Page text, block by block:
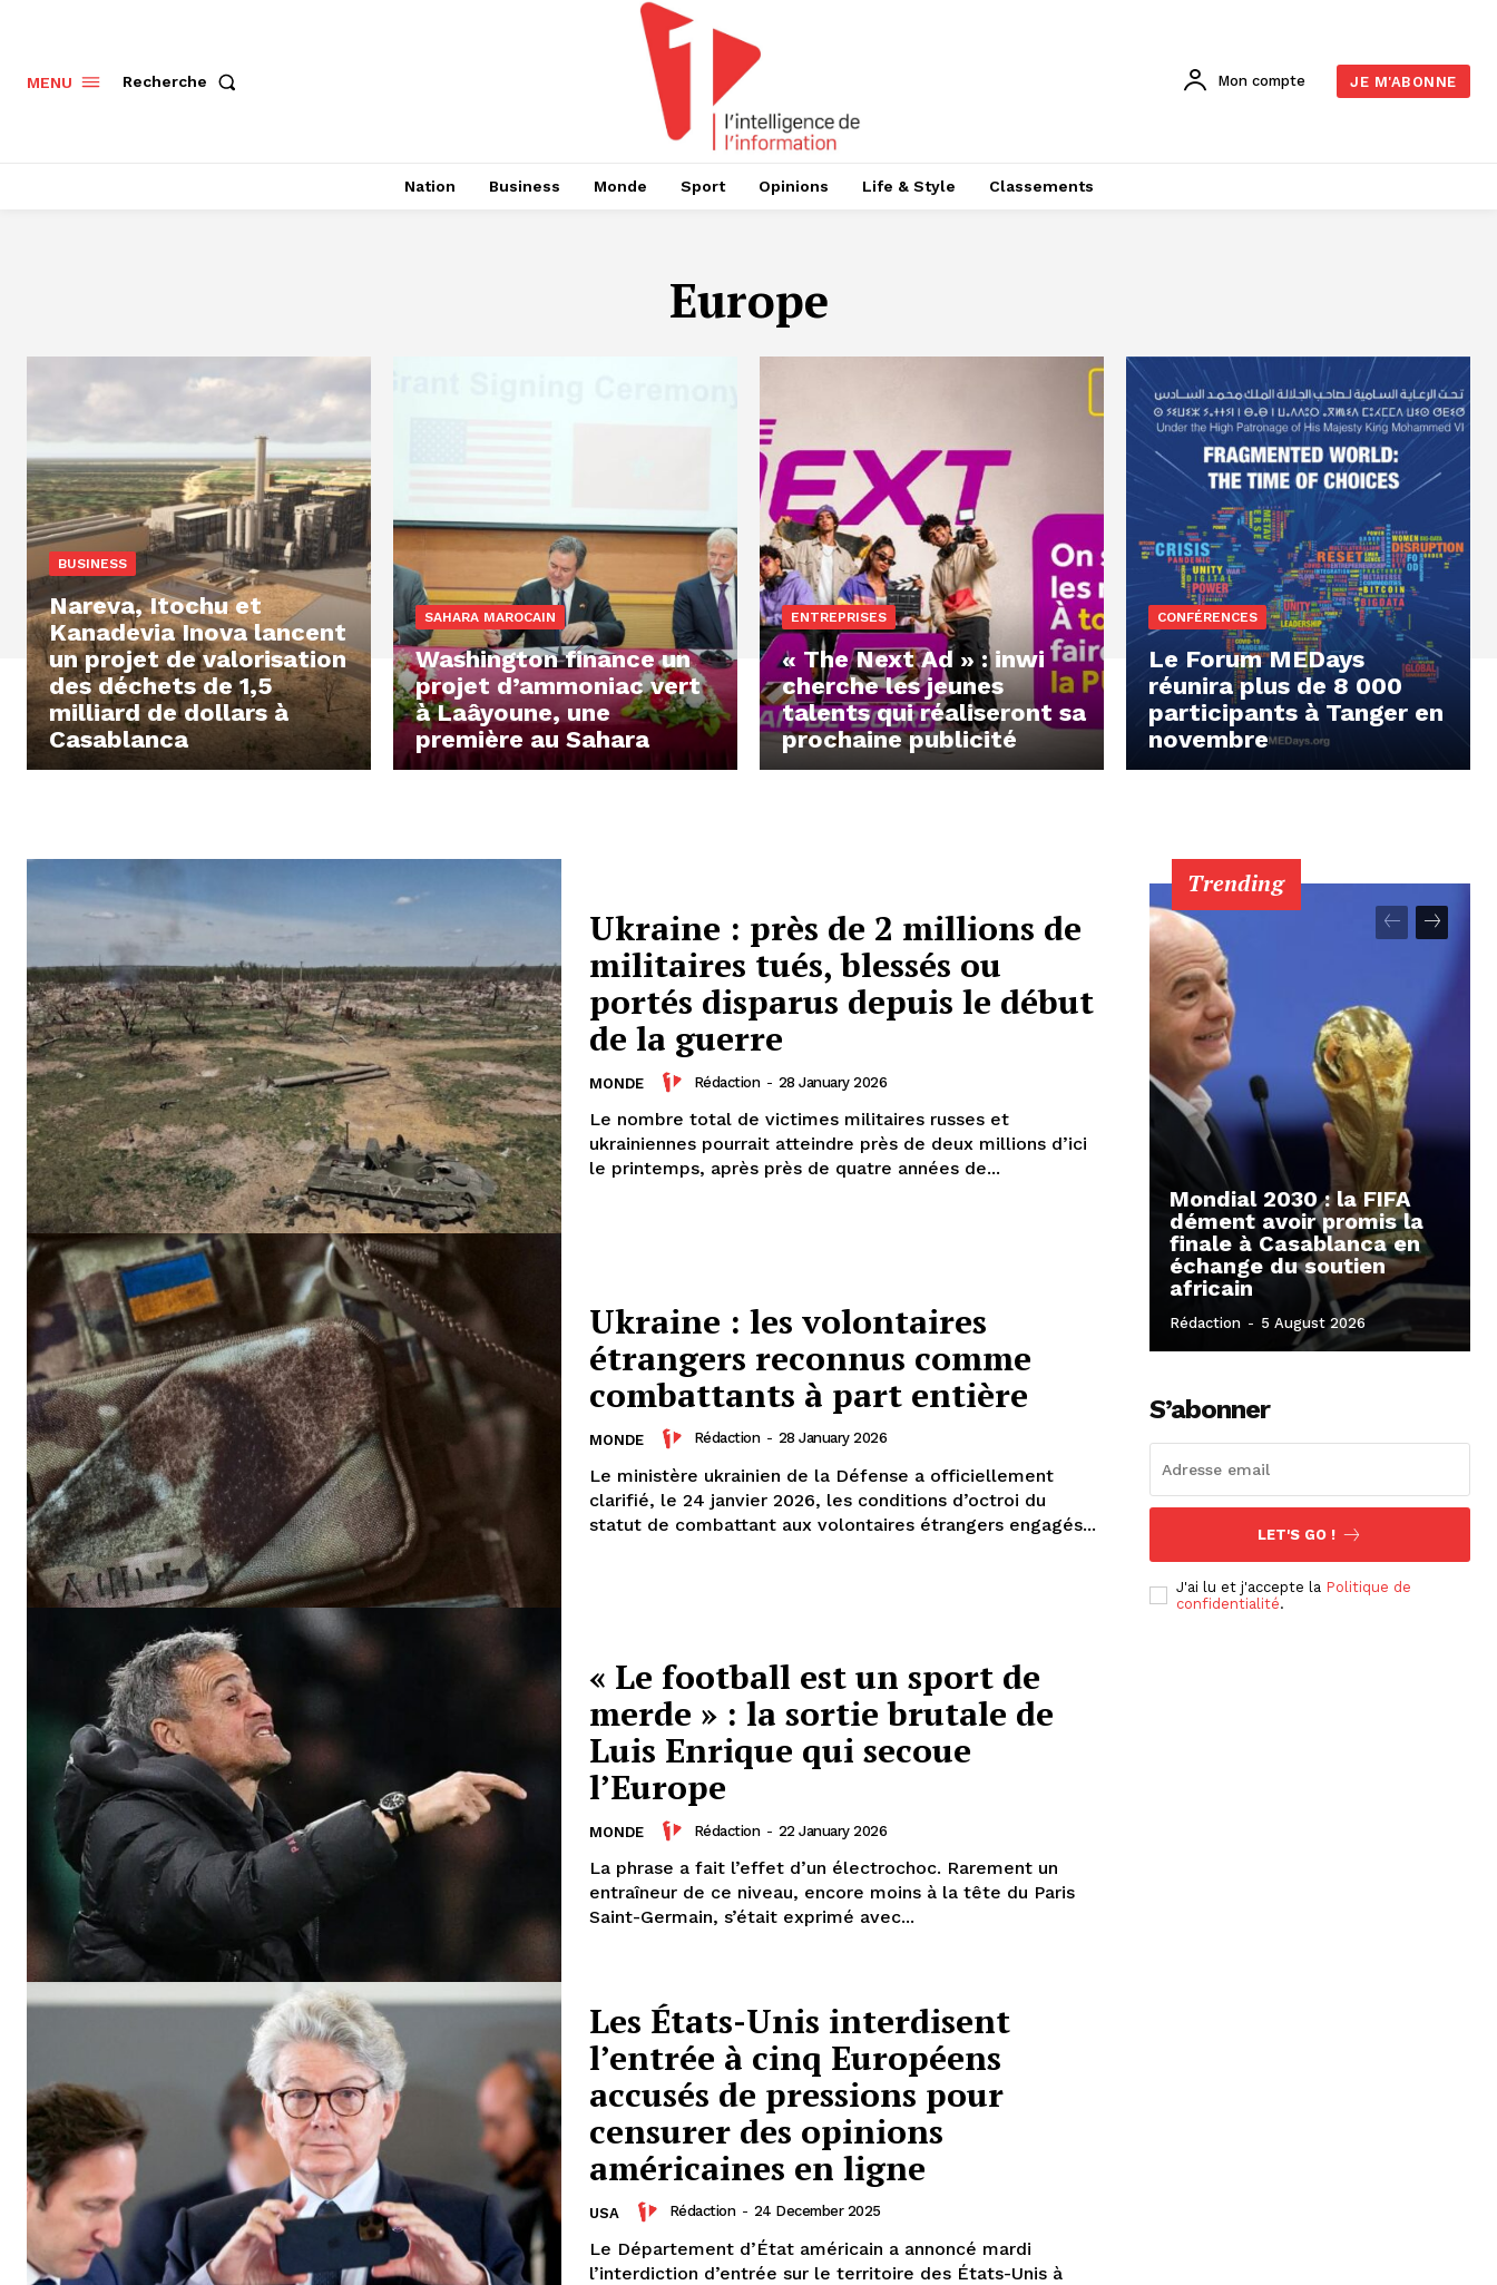
le1.ma
S'ABONNER MAINTENANT
Nous contacter
Formules d’abonnement
Mon compte
MENU Recherche Mon compte JE M'ABONNE
Nation Business Monde Sport Opinions Life & Style Classements
Europe
BUSINESS
Nareva, Itochu et
Kanadevia Inova lancent
un projet de valorisation
des déchets de 1,5
milliard de dollars à
Casablanca
SAHARA MAROCAIN
Washington finance un
projet d’ammoniac vert
à Laâyoune, une
première au Sahara
ENTREPRISES
« The Next Ad » : inwi
cherche les jeunes
talents qui réaliseront sa
prochaine publicité
CONFÉRENCES
Le Forum MEDays
réunira plus de 8 000
participants à Tanger en
novembre
Ukraine : près de 2 millions de
militaires tués, blessés ou
portés disparus depuis le début
de la guerre
MONDE Rédaction - 28 January 2026
Le nombre total de victimes militaires russes et
ukrainiennes pourrait atteindre près de deux millions d’ici
le printemps, après près de quatre années de...
Ukraine : les volontaires
étrangers reconnus comme
combattants à part entière
MONDE Rédaction - 28 January 2026
Le ministère ukrainien de la Défense a officiellement
clarifié, le 24 janvier 2026, les conditions d’octroi du
statut de combattant aux volontaires étrangers engagés...
« Le football est un sport de
merde » : la sortie brutale de
Luis Enrique qui secoue
l’Europe
MONDE Rédaction - 22 January 2026
La phrase a fait l’effet d’un électrochoc. Rarement un
entraîneur de ce niveau, encore moins à la tête du Paris
Saint-Germain, s’était exprimé avec...
Les États-Unis interdisent
l’entrée à cinq Européens
accusés de pressions pour
censurer des opinions
américaines en ligne
USA Rédaction - 24 December 2025
Le Département d’État américain a annoncé mardi
l’interdiction d’entrée sur le territoire des États-Unis à
Trending
Mondial 2030 : la FIFA
dément avoir promis la
finale à Casablanca en
échange du soutien
africain
Rédaction - 5 August 2026
S’abonner
LET'S GO !
J'ai lu et j'accepte la Politique de
confidentialité.